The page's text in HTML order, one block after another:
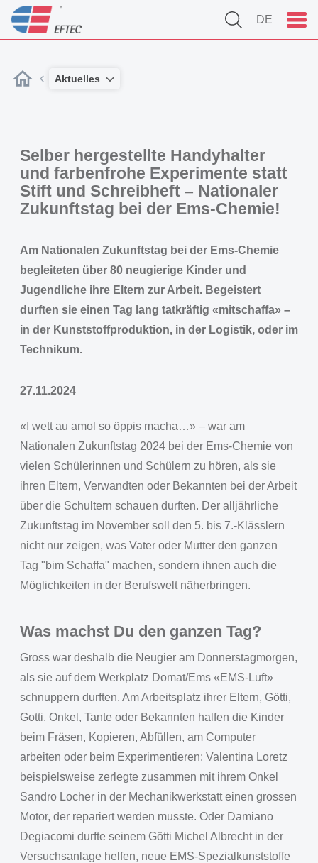
DE
Aktuelles
Selber hergestellte Handyhalter
und farbenfrohe Experimente statt
Stift und Schreibheft – Nationaler
Zukunftstag bei der Ems-Chemie!
Am Nationalen Zukunftstag bei der Ems-Chemie
begleiteten über 80 neugierige Kinder und
Jugendliche ihre Eltern zur Arbeit. Begeistert
durften sie einen Tag lang tatkräftig «mitschaffa» –
in der Kunststoffproduktion, in der Logistik, oder im
Technikum.
27.11.2024
«I wett au amol so öppis macha…» – war am
Nationalen Zukunftstag 2024 bei der Ems-Chemie von
vielen Schülerinnen und Schülern zu hören, als sie
ihren Eltern, Verwandten oder Bekannten bei der Arbeit
über die Schultern schauen durften. Der alljährliche
Zukunftstag im November soll den 5. bis 7.-Klässlern
nicht nur zeigen, was Vater oder Mutter den ganzen
Tag "bim Schaffa" machen, sondern ihnen auch die
Möglichkeiten in der Berufswelt näherbringen.
Was machst Du den ganzen Tag?
Gross war deshalb die Neugier am Donnerstagmorgen,
als sie auf dem Werkplatz Domat/Ems «EMS-Luft»
schnuppern durften. Am Arbeitsplatz ihrer Eltern, Götti,
Gotti, Onkel, Tante oder Bekannten halfen die Kinder
beim Fräsen, Kopieren, Abfüllen, am Computer
arbeiten oder beim Experimentieren: Valentina Loretz
beispielsweise zerlegte zusammen mit ihrem Onkel
Sandro Locher in der Mechanikwerkstatt einen grossen
Motor, der repariert werden musste. Oder Damiano
Degiacomi durfte seinem Götti Michel Albrecht in der
Versuchsanlage helfen, neue EMS-Spezialkunststoffe